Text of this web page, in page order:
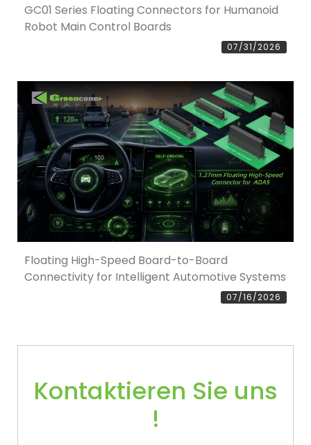
GC01 Series Floating Connectors for Humanoid
Robot Main Control Boards
07/31/2026
Floating High-Speed Board-to-Board
Connectivity for Intelligent Automotive Systems
07/16/2026
Kontaktieren Sie uns
!